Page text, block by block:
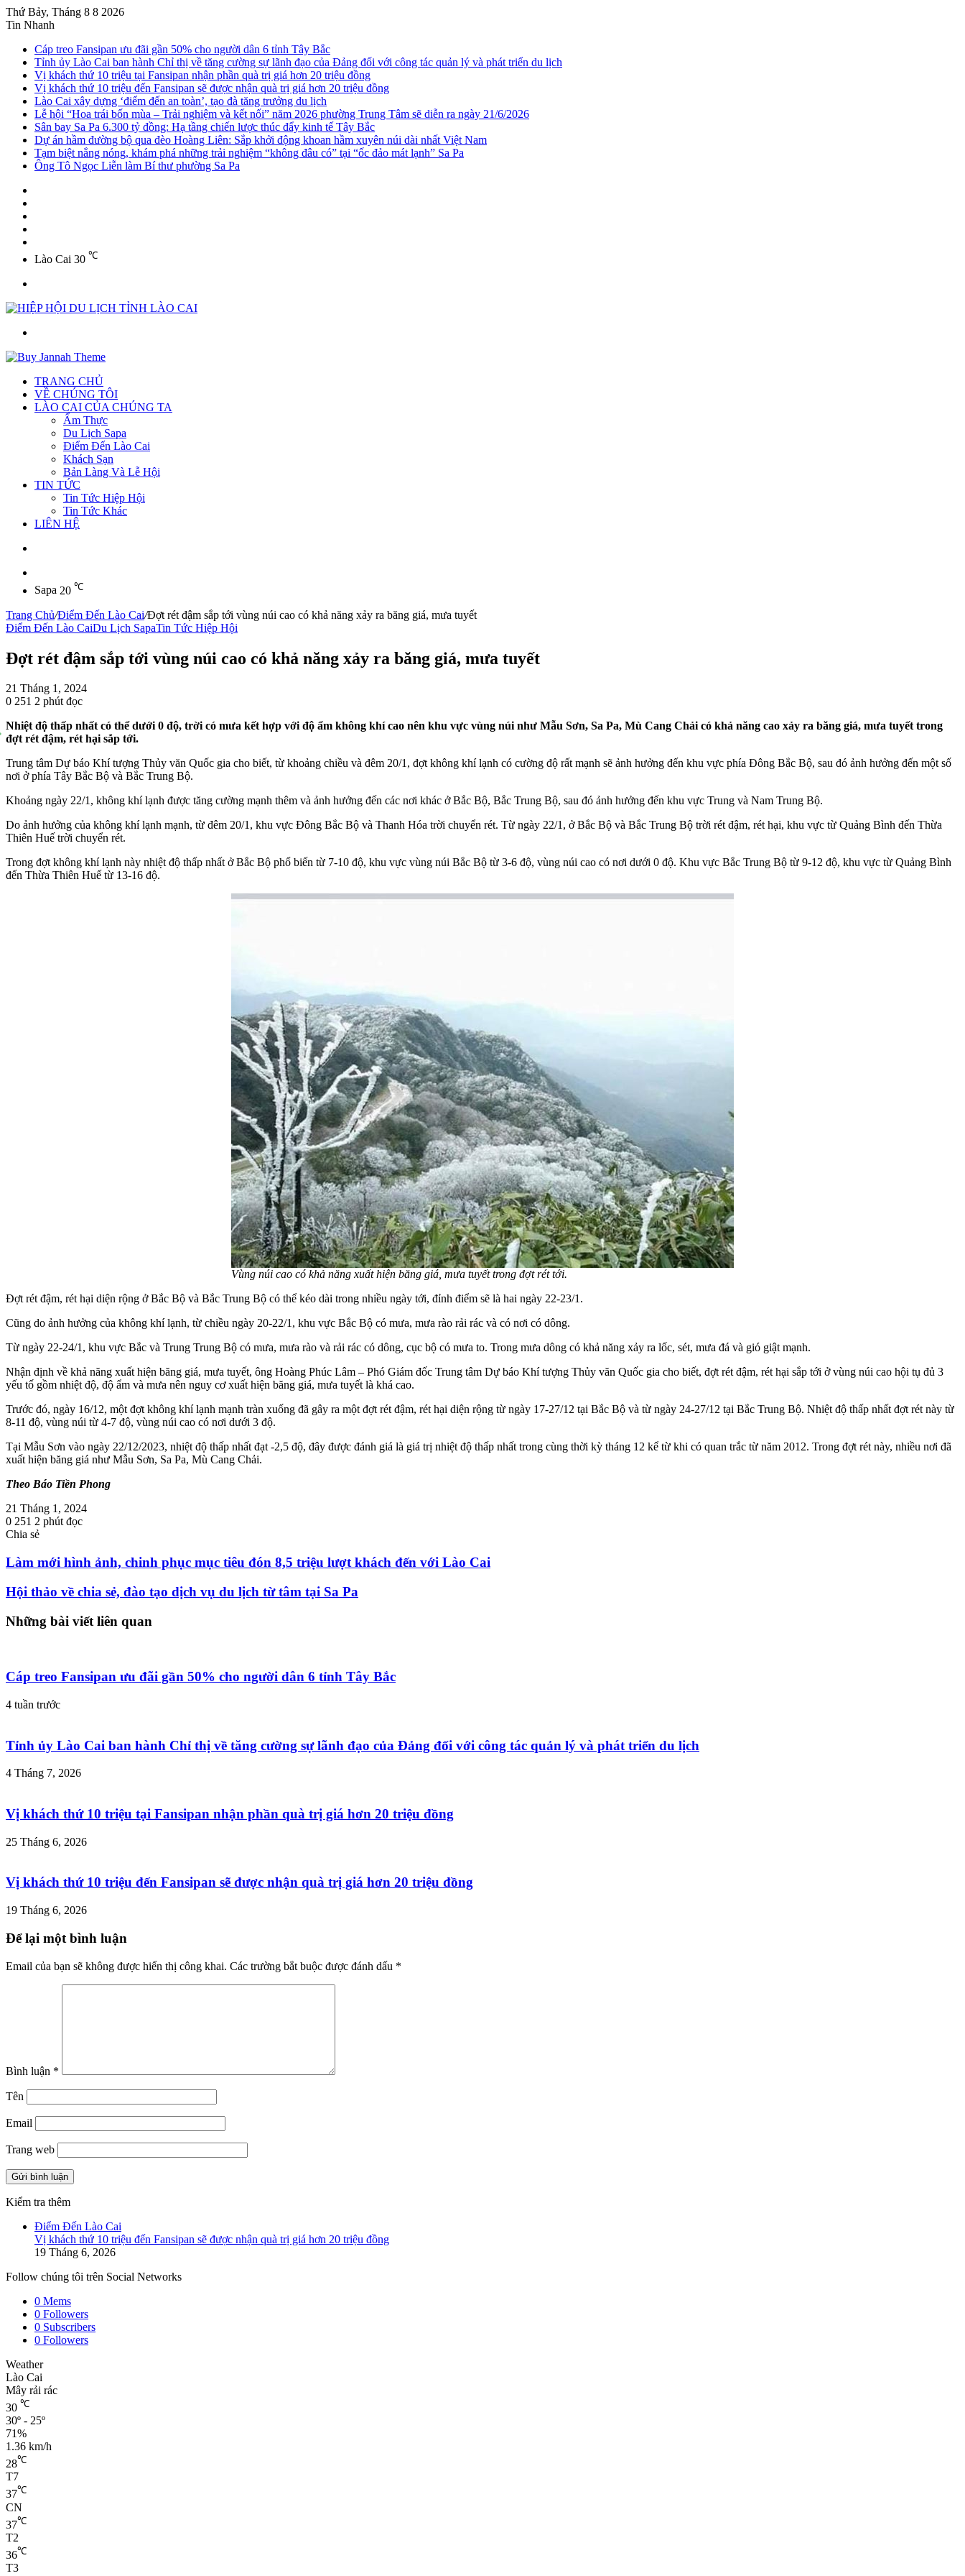
Thứ Bảy, Tháng 8 8 2026
Tin Nhanh
Cáp treo Fansipan ưu đãi gần 50% cho người dân 6 tỉnh Tây Bắc
Tỉnh ủy Lào Cai ban hành Chỉ thị về tăng cường sự lãnh đạo của Đảng đối với công tác quản lý và phát triển du lịch
Vị khách thứ 10 triệu tại Fansipan nhận phần quà trị giá hơn 20 triệu đồng
Vị khách thứ 10 triệu đến Fansipan sẽ được nhận quà trị giá hơn 20 triệu đồng
Lào Cai xây dựng ‘điểm đến an toàn’, tạo đà tăng trưởng du lịch
Lễ hội “Hoa trái bốn mùa – Trải nghiệm và kết nối” năm 2026 phường Trung Tâm sẽ diễn ra ngày 21/6/2026
Sân bay Sa Pa 6.300 tỷ đồng: Hạ tầng chiến lược thúc đẩy kinh tế Tây Bắc
Dự án hầm đường bộ qua đèo Hoàng Liên: Sắp khởi động khoan hầm xuyên núi dài nhất Việt Nam
Tạm biệt nắng nóng, khám phá những trải nghiệm “không đâu có” tại “ốc đảo mát lạnh” Sa Pa
Ông Tô Ngọc Liễn làm Bí thư phường Sa Pa
Lào Cai 30 ℃
TRANG CHỦ
VỀ CHÚNG TÔI
LÀO CAI CỦA CHÚNG TA
Ẩm Thực
Du Lịch Sapa
Điểm Đến Lào Cai
Khách Sạn
Bản Làng Và Lễ Hội
TIN TỨC
Tin Tức Hiệp Hội
Tin Tức Khác
LIÊN HỆ
Sapa 20 ℃
Trang Chủ/Điểm Đến Lào Cai/Đợt rét đậm sắp tới vùng núi cao có khả năng xảy ra băng giá, mưa tuyết
Điểm Đến Lào CaiDu Lịch SapaTin Tức Hiệp Hội
Đợt rét đậm sắp tới vùng núi cao có khả năng xảy ra băng giá, mưa tuyết
21 Tháng 1, 2024
0 251 2 phút đọc
Nhiệt độ thấp nhất có thể dưới 0 độ, trời có mưa kết hợp với độ ẩm không khí cao nên khu vực vùng núi như Mẫu Sơn, Sa Pa, Mù Cang Chải có khả năng cao xảy ra băng giá, mưa tuyết trong
đợt rét đậm, rét hại sắp tới.
Trung tâm Dự báo Khí tượng Thủy văn Quốc gia cho biết, từ khoảng chiều và đêm 20/1, đợt không khí lạnh có cường độ rất mạnh sẽ ảnh hưởng đến khu vực phía Đông Bắc Bộ, sau đó ảnh hưởng đến một số
nơi ở phía Tây Bắc Bộ và Bắc Trung Bộ.
Khoảng ngày 22/1, không khí lạnh được tăng cường mạnh thêm và ảnh hưởng đến các nơi khác ở Bắc Bộ, Bắc Trung Bộ, sau đó ảnh hưởng đến khu vực Trung và Nam Trung Bộ.
Do ảnh hưởng của không khí lạnh mạnh, từ đêm 20/1, khu vực Đông Bắc Bộ và Thanh Hóa trời chuyển rét. Từ ngày 22/1, ở Bắc Bộ và Bắc Trung Bộ trời rét đậm, rét hại, khu vực từ Quảng Bình đến Thừa
Thiên Huế trời chuyển rét.
Trong đợt không khí lạnh này nhiệt độ thấp nhất ở Bắc Bộ phổ biến từ 7-10 độ, khu vực vùng núi Bắc Bộ từ 3-6 độ, vùng núi cao có nơi dưới 0 độ. Khu vực Bắc Trung Bộ từ 9-12 độ, khu vực từ Quảng Bình
đến Thừa Thiên Huế từ 13-16 độ.
Vùng núi cao có khả năng xuất hiện băng giá, mưa tuyết trong đợt rét tới.
Đợt rét đậm, rét hại diện rộng ở Bắc Bộ và Bắc Trung Bộ có thể kéo dài trong nhiều ngày tới, đỉnh điểm sẽ là hai ngày 22-23/1.
Cũng do ảnh hưởng của không khí lạnh, từ chiều ngày 20-22/1, khu vực Bắc Bộ có mưa, mưa rào rải rác và có nơi có dông.
Từ ngày 22-24/1, khu vực Bắc và Trung Trung Bộ có mưa, mưa rào và rải rác có dông, cục bộ có mưa to. Trong mưa dông có khả năng xảy ra lốc, sét, mưa đá và gió giật mạnh.
Nhận định về khả năng xuất hiện băng giá, mưa tuyết, ông Hoàng Phúc Lâm – Phó Giám đốc Trung tâm Dự báo Khí tượng Thủy văn Quốc gia cho biết, đợt rét đậm, rét hại sắp tới ở vùng núi cao hội tụ đủ 3
yếu tố gồm nhiệt độ, độ ẩm và mưa nên nguy cơ xuất hiện băng giá, mưa tuyết là khá cao.
Trước đó, ngày 16/12, một đợt không khí lạnh mạnh tràn xuống đã gây ra một đợt rét đậm, rét hại diện rộng từ ngày 17-27/12 tại Bắc Bộ và từ ngày 24-27/12 tại Bắc Trung Bộ. Nhiệt độ thấp nhất đợt rét này từ
8-11 độ, vùng núi từ 4-7 độ, vùng núi cao có nơi dưới 3 độ.
Tại Mẫu Sơn vào ngày 22/12/2023, nhiệt độ thấp nhất đạt -2,5 độ, đây được đánh giá là giá trị nhiệt độ thấp nhất trong cùng thời kỳ tháng 12 kể từ khi có quan trắc từ năm 2012. Trong đợt rét này, nhiều nơi đã
xuất hiện băng giá như Mẫu Sơn, Sa Pa, Mù Cang Chải.
Theo Báo Tiền Phong
21 Tháng 1, 2024
0 251 2 phút đọc
Chia sẻ
sẻ
email
Làm mới hình ảnh, chinh phục mục tiêu đón 8,5 triệu lượt khách đến với Lào Cai
Hội thảo về chia sẻ, đào tạo dịch vụ du lịch từ tâm tại Sa Pa
Những bài viết liên quan
Cáp treo Fansipan ưu đãi gần 50% cho người dân 6 tỉnh Tây Bắc
4 tuần trước
Tỉnh ủy Lào Cai ban hành Chỉ thị về tăng cường sự lãnh đạo của Đảng đối với công tác quản lý và phát triển du lịch
4 Tháng 7, 2026
Vị khách thứ 10 triệu tại Fansipan nhận phần quà trị giá hơn 20 triệu đồng
25 Tháng 6, 2026
Vị khách thứ 10 triệu đến Fansipan sẽ được nhận quà trị giá hơn 20 triệu đồng
19 Tháng 6, 2026
Để lại một bình luận
Email của bạn sẽ không được hiển thị công khai. Các trường bắt buộc được đánh dấu *
Bình luận *
Tên
Email
Trang web
Kiểm tra thêm
Điểm Đến Lào Cai
Vị khách thứ 10 triệu đến Fansipan sẽ được nhận quà trị giá hơn 20 triệu đồng
19 Tháng 6, 2026
Follow chúng tôi trên Social Networks
0 Mems
0 Followers
0 Subscribers
0 Followers
Weather
Lào Cai
Mây rải rác
30 ℃
30º - 25º
71%
1.36 km/h
28℃
T7
37℃
CN
37℃
T2
36℃
T3